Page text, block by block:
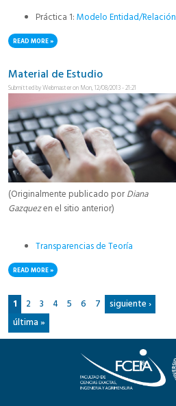
Práctica 1:Modelo Entidad/Relación
READ MOREABOUT PRÁCTICAS
Material de Estudio
Submitted byWebmasteron Mon, 12/08/2013 - 21:21
(Originalmente publicado porDiana
Gazquezen el sitio anterior)
Transparencias de Teoría
READ MOREABOUT MATERIAL DE ESTUDIO
Pages
1 2 3 4 5 6 7
siguiente ›
última »